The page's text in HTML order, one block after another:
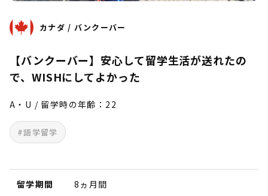
カナダ / バンクーバー
【バンクーバー】安心して留学生活が送れたの
で、WISHにしてよかった
A・U / 留学時の年齢：22
#語学留学
留学期間 8ヵ月間